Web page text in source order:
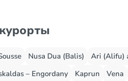
Nusa Dua (Balis) Ari (Alifu)
– Engordany Kaprun Vena